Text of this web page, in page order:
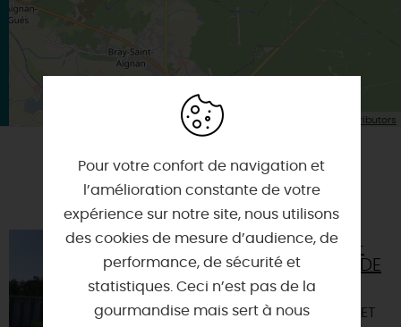
Leaflet| Map data © OpenStreetMap contributors
A TESTER ÉGALEMENT SUR PLACE OU À
PROXIMITÉ
MONASTÈRE NOTRE-
DAME DU CALVAIRE DE
BOUZY-LA-FORÊT
45460 - BOUZY-LA-FORET
Pour votre confort de navigation et
l’amélioration constante de votre
expérience sur notre site, nous utilisons
des cookies de mesure d’audience, de
performance, de sécurité et
statistiques. Ceci n’est pas de la
gourmandise mais sert à nous